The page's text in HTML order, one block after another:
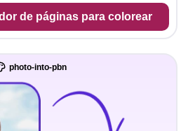
de páginas para colorear
photo-into-pbn